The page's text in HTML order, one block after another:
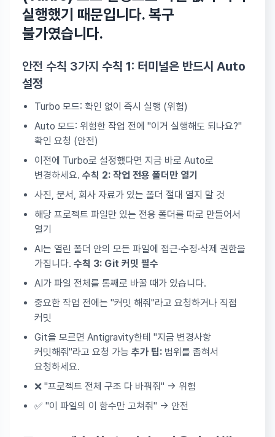
실행했기 때문입니다. 복구
불가였습니다.
안전 수칙 3가지 수칙 1: 터미널은 반드시 Auto
설정
Turbo 모드: 확인 없이 즉시 실행 (위험)
Auto 모드: 위험한 작업 전에 "이거 실행해도 되나요?"
확인 요청 (안전)
이전에 Turbo로 설정했다면 지금 바로 Auto로
변경하세요. 수칙 2: 작업 전용 폴더만 열기
사진, 문서, 회사 자료가 있는 폴더 절대 열지 말 것
해당 프로젝트 파일만 있는 전용 폴더를 따로 만들어서
열기
AI는 열린 폴더 안의 모든 파일에 접근·수정·삭제 권한을
가집니다. 수칙 3: Git 커밋 필수
AI가 파일 전체를 통째로 바꿀 때가 있습니다.
중요한 작업 전에는 "커밋 해줘"라고 요청하거나 직접
커밋
Git을 모르면 Antigravity한테 "지금 변경사항
커밋해줘"라고 요청 가능 추가 팁: 범위를 좁혀서
요청하세요.
❌ "프로젝트 전체 구조 다 바꿔줘" → 위험
✅ "이 파일의 이 함수만 고쳐줘" → 안전